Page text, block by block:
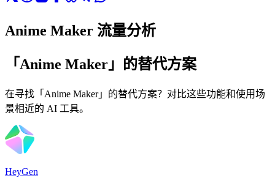
Anime Maker 流量分析
「Anime Maker」的替代方案
在寻找「Anime Maker」的替代方案？对比这些功能和使用场
景相近的 AI 工具。
HeyGen